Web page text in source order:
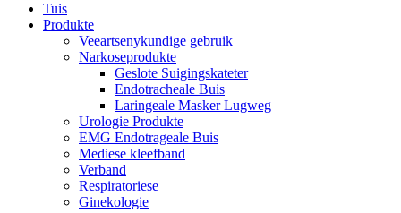
Tuis
Produkte
Veeartsenykundige gebruik
Narkoseprodukte
Geslote Suigingskateter
Endotracheale Buis
Laringeale Masker Lugweg
Urologie Produkte
EMG Endotrageale Buis
Mediese kleefband
Verband
Respiratoriese
Ginekologie